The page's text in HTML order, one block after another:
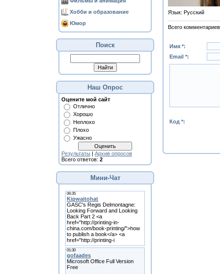
Хобби и образование
Юмор
Поиск
Наш Опрос
Оцените мой сайт
Отлично
Хорошо
Неплохо
Плохо
Ужасно
Результаты | Архив опросов
Всего ответов: 2
Мини-Чат
Язык: Русский
Всего комментариев
Имя *:
Email *:
Код *: